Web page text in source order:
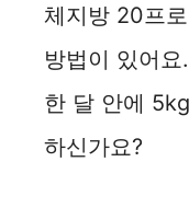
체지방 20프
방법이 있어
한 달 안에
하신가요?